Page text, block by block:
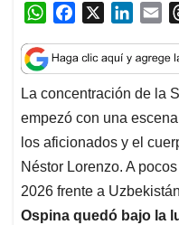
W
a
t
s
A
p
p
c
e
b
o
o
k
n
k
e
d
I
n
a
i
l
La concentración de la
empezó con una
los aficionados y el
Néstor Lorenzo. A
2026 frente a
Ospina quedó bajo la